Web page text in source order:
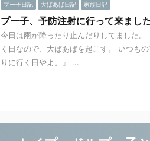
プー子日記 大ばあば日記 家族日記
プー子、予防注射に行って来ました
今日は雨が降ったり止んだりしてました
く日なので、大ばあばを起こす。 いつも
りに行く日やよ。」 ...